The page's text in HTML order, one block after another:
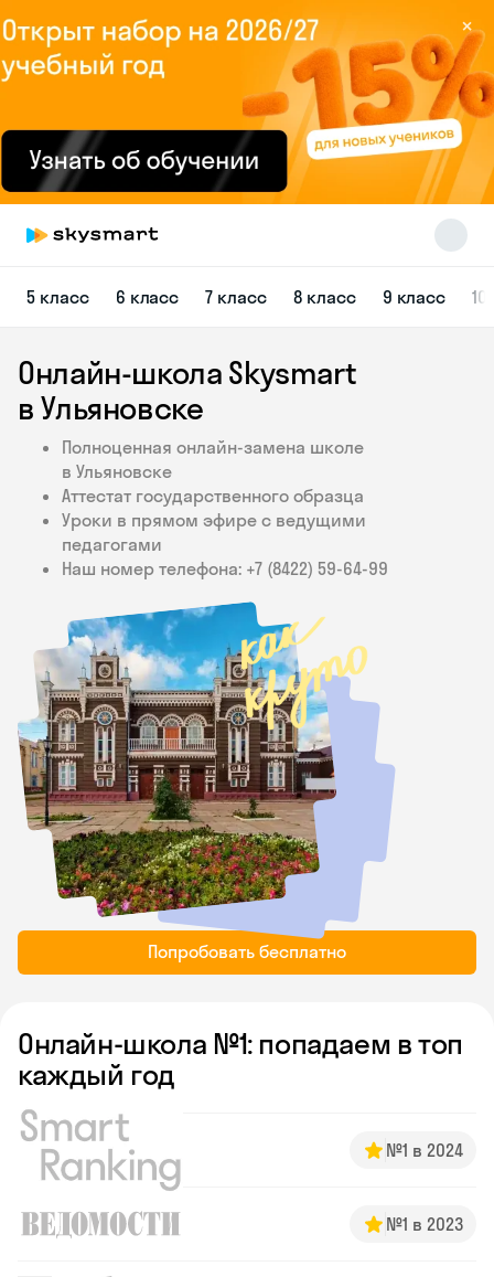
×
5 класс 6 класс 7 класс 8 класс 9 класс
Онлайн-школа Skysmart
в Ульяновске
Полноценная онлайн-замена школе
в Ульяновске
Аттестат государственного образца
Уроки в прямом эфире с ведущими
педагогами
Наш номер телефона: +7 (8422) 59‑64-99
Попробовать бесплатно
Онлайн-школа №1: попадаем в топ
каждый год
№1 в 2024
№1 в 2023
Skysmart Chat
online